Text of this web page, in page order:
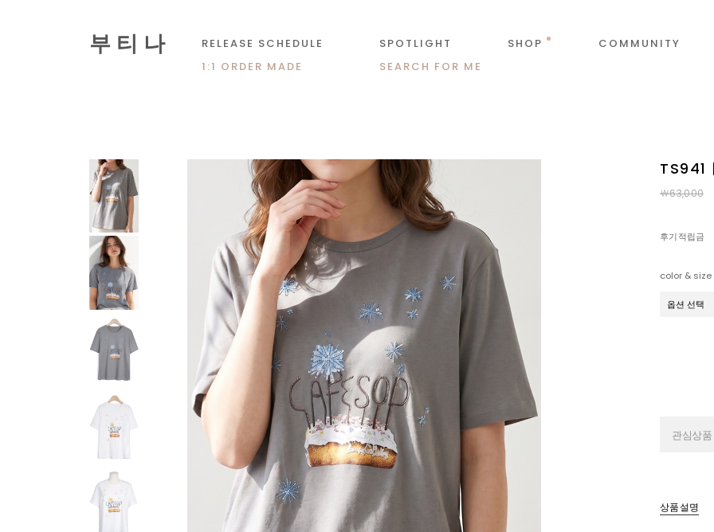
부 티 나 RELEASE SCHEDULE SPOTLIGHT SHOP
COMMUNITY
1:1 ORDER MADE
SEARCH FOR ME
TS941
￦63,000
후기적립금
color & size
관심상품
상품설명